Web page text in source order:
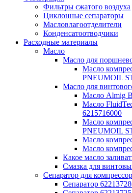
Фильтры сжатого воздуха
Циклонные сепараторы
Масловлагоотделители
Конденсатоотводчики
Расходные материалы
Масло
Масло для
Масло
PNEUMOIL
Масло для
Масло Almig
Масло
6215716000
Масло
PNEUMOIL
Масло
Масло
Какое масло
Смазка для
Сепаратор для
Сепаратор